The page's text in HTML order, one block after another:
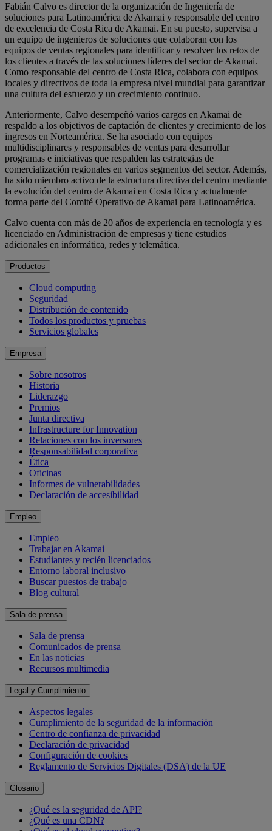
Fabián Calvo es director de la organización de Ingeniería de
soluciones para Latinoamérica de Akamai y responsable del centro
de excelencia de Costa Rica de Akamai. En su puesto, supervisa a
un equipo de ingenieros de soluciones que colaboran con los
equipos de ventas regionales para identificar y resolver los retos de
los clientes a través de las soluciones líderes del sector de Akamai.
Como responsable del centro de Costa Rica, colabora con equipos
locales y directivos de toda la empresa nivel mundial para garantizar
una cultura del esfuerzo y un crecimiento continuo.
Anteriormente, Calvo desempeñó varios cargos en Akamai de
respaldo a los objetivos de captación de clientes y crecimiento de los
ingresos en Norteamérica. Se ha asociado con equipos
multidisciplinares y responsables de ventas para desarrollar
programas e iniciativas que respalden las estrategias de
comercialización regionales en varios segmentos del sector. Además,
ha sido miembro activo de la estructura directiva del centro mediante
la evolución del centro de Akamai en Costa Rica y actualmente
forma parte del Comité Operativo de Akamai para Latinoamérica.
Calvo cuenta con más de 20 años de experiencia en tecnología y es
licenciado en Administración de empresas y tiene estudios
adicionales en informática, redes y telemática.
Productos
Cloud computing
Seguridad
Distribución de contenido
Todos los productos y pruebas
Servicios globales
Empresa
Sobre nosotros
Historia
Liderazgo
Premios
Junta directiva
Infrastructure for Innovation
Relaciones con los inversores
Responsabilidad corporativa
Ética
Oficinas
Informes de vulnerabilidades
Declaración de accesibilidad
Empleo
Empleo
Trabajar en Akamai
Estudiantes y recién licenciados
Entorno laboral inclusivo
Buscar puestos de trabajo
Blog cultural
Sala de prensa
Sala de prensa
Comunicados de prensa
En las noticias
Recursos multimedia
Legal y Cumplimiento
Aspectos legales
Cumplimiento de la seguridad de la información
Centro de confianza de privacidad
Declaración de privacidad
Configuración de cookies
Reglamento de Servicios Digitales (DSA) de la UE
Glosario
¿Qué es la seguridad de API?
¿Qué es una CDN?